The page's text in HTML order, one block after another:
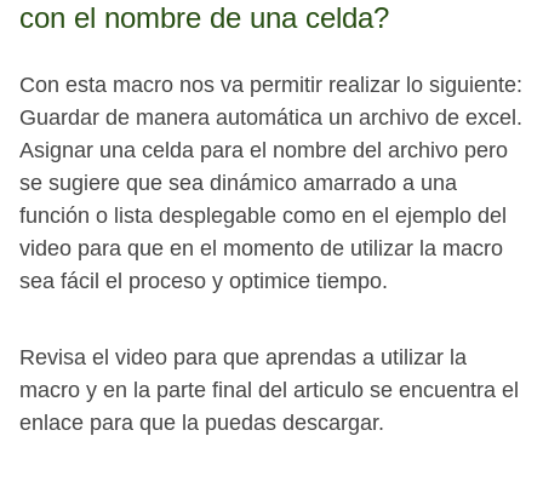
con el nombre de una celda?
Con esta macro nos va permitir realizar lo siguiente:
Guardar de manera automática un archivo de excel.
Asignar una celda para el nombre del archivo pero
se sugiere que sea dinámico amarrado a una
función o lista desplegable como en el ejemplo del
video para que en el momento de utilizar la macro
sea fácil el proceso y optimice tiempo.
Revisa el video para que aprendas a utilizar la
macro y en la parte final del articulo se encuentra el
enlace para que la puedas descargar.